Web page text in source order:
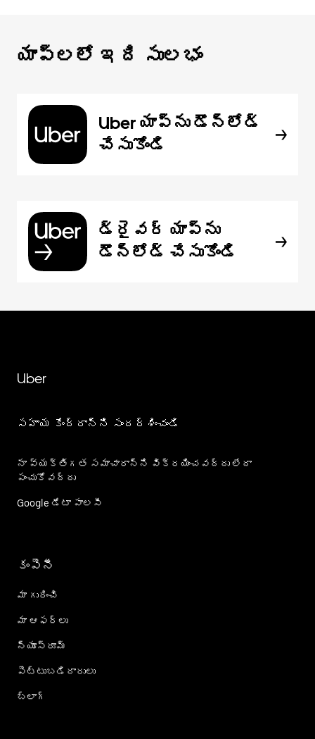
యాప్‌లలో ఇది సులభం
Uber యాప్‌ను డౌన్‌లోడ్
చేసుకోండి
డ్రైవర్ యాప్‌ను
డౌన్‌లోడ్ చేసుకోండి
Uber
సహాయ కేంద్రాన్ని సందర్శించండి
నా వ్యక్తిగత సమాచారాన్ని విక్రయించవద్దు లేదా
పంచుకోవద్దు
Google డేటా పాలసీ
కంపెనీ
మా గురించి
మా ఆఫర్లు
న్యూస్‌రూమ్
పెట్టుబడిదారులు
బ్లాగ్